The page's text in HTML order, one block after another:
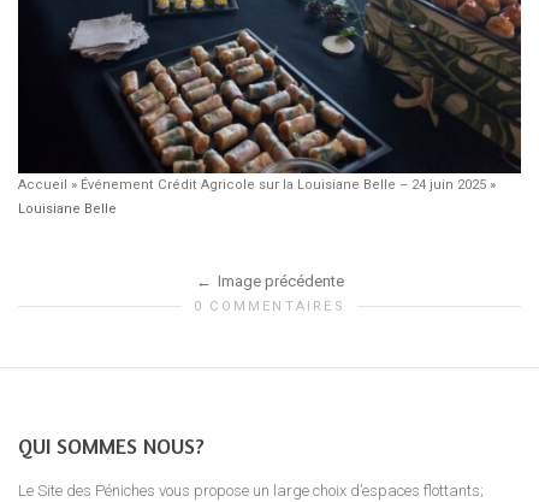
Accueil » Événement Crédit Agricole sur la Louisiane Belle – 24 juin 2025 »
Louisiane Belle
Image précédente
0 COMMENTAIRES
QUI SOMMES NOUS?
Le Site des Péniches vous propose un large choix d’espaces flottants;